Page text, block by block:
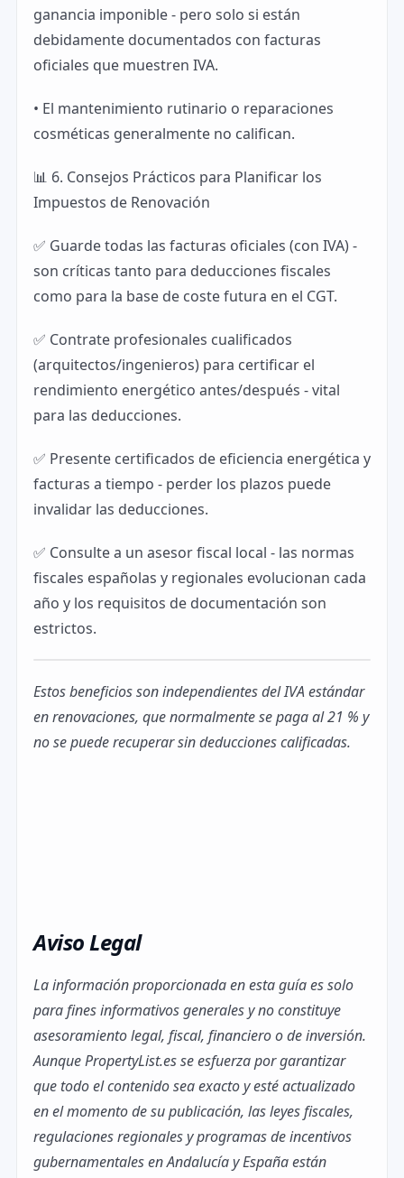
ganancia imponible - pero solo si están
debidamente documentados con facturas
oficiales que muestren IVA.
• El mantenimiento rutinario o reparaciones
cosméticas generalmente no califican.
📊 6. Consejos Prácticos para Planificar los
Impuestos de Renovación
✅ Guarde todas las facturas oficiales (con IVA) -
son críticas tanto para deducciones fiscales
como para la base de coste futura en el CGT.
✅ Contrate profesionales cualificados
(arquitectos/ingenieros) para certificar el
rendimiento energético antes/después - vital
para las deducciones.
✅ Presente certificados de eficiencia energética y
facturas a tiempo - perder los plazos puede
invalidar las deducciones.
✅ Consulte a un asesor fiscal local - las normas
fiscales españolas y regionales evolucionan cada
año y los requisitos de documentación son
estrictos.
Estos beneficios son independientes del IVA estándar
en renovaciones, que normalmente se paga al 21 % y
no se puede recuperar sin deducciones calificadas.
Aviso Legal
La información proporcionada en esta guía es solo
para fines informativos generales y no constituye
asesoramiento legal, fiscal, financiero o de inversión.
Aunque PropertyList.es se esfuerza por garantizar
que todo el contenido sea exacto y esté actualizado
en el momento de su publicación, las leyes fiscales,
regulaciones regionales y programas de incentivos
gubernamentales en Andalucía y España están